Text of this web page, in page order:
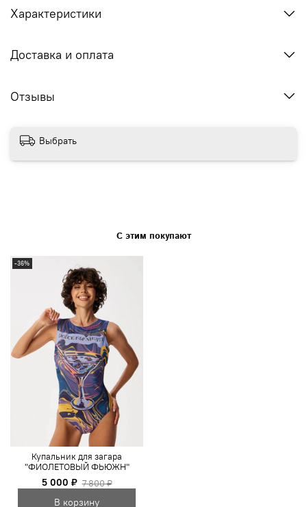
Характеристики
Доставка и оплата
Отзывы
Выбрать
С этим покупают
-36%
Купальник для загара
"ФИОЛЕТОВЫЙ ФЬЮЖН"
5 000 ₽ 7 800 ₽
В корзину